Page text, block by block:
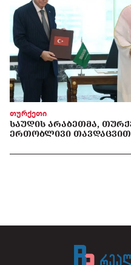
თურქეთი
ᲡᲐᲣᲓᲘᲡ ᲐᲠᲐᲑᲔᲗᲛᲐ,
ᲔᲠᲗᲝᲑᲚᲘᲕᲘ